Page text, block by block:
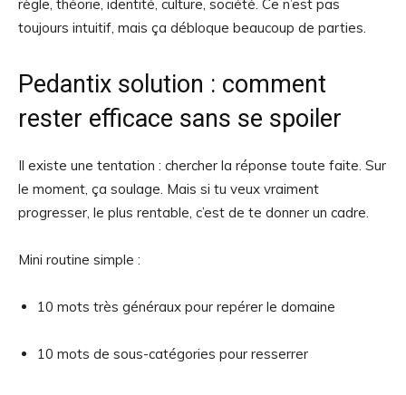
règle, théorie, identité, culture, société. Ce n’est pas
toujours intuitif, mais ça débloque beaucoup de parties.
Pedantix solution : comment
rester efficace sans se spoiler
Il existe une tentation : chercher la réponse toute faite. Sur
le moment, ça soulage. Mais si tu veux vraiment
progresser, le plus rentable, c’est de te donner un cadre.
Mini routine simple :
10 mots très généraux pour repérer le domaine
10 mots de sous-catégories pour resserrer